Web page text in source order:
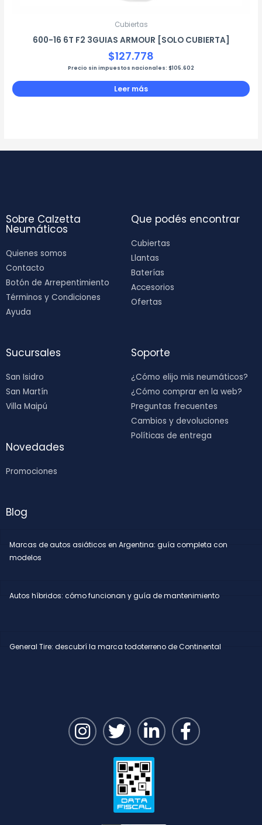
Cubiertas
600-16 6T F2 3GUIAS ARMOUR [SOLO CUBIERTA]
$127.778
Precio sin impuestos nacionales: $105.602
Leer más
Sobre Calzetta
Neumáticos
Quienes somos
Contacto
Botón de Arrepentimiento
Términos y Condiciones
Ayuda
Que podés encontrar
Cubiertas
Llantas
Baterías
Accesorios
Ofertas
Sucursales
San Isidro
San Martín
Villa Maipú
Novedades
Promociones
Soporte
¿Cómo elijo mis neumáticos?
¿Cómo comprar en la web?
Preguntas frecuentes
Cambios y devoluciones
Políticas de entrega
Blog
Marcas de autos asiáticos en Argentina: guía completa con
modelos
Autos híbridos: cómo funcionan y guía de mantenimiento
General Tire: descubrí la marca todoterreno de Continental
I
n
T
w
i
t
t
e
L
i
n
e
d
F
a